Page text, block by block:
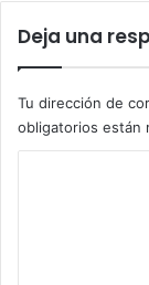
Deja una
Tu dirección de
obligatorios están